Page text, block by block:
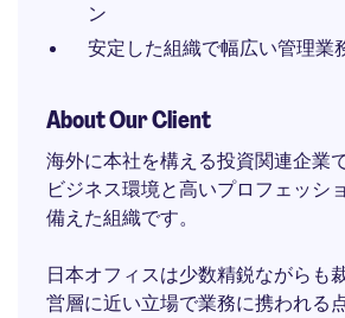
ン
安定した組織で幅広い管理業
About Our Client
海外に本社を構える投資関連企業
ビジネス環境と高いプロフェッシ
備えた組織です。
日本オフィスは少数精鋭ながらも
営層に近い立場で業務に携われる